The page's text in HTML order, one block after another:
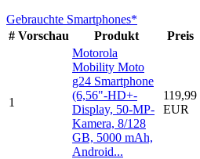
Gebrauchte Smartphones*
# Vorschau Produkt Preis
1
Motorola
Mobility Moto
g24 Smartphone
(6,56"-HD+-
Display, 50-MP-
Kamera, 8/128
GB, 5000 mAh,
Android...
119,99
EUR